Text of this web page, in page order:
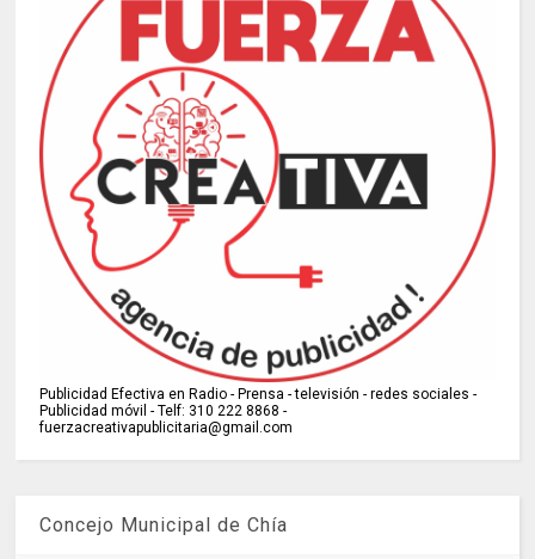
Publicidad Efectiva en Radio - Prensa - televisión - redes sociales -
Publicidad móvil - Telf: 310 222 8868 -
fuerzacreativapublicitaria@gmail.com
Concejo Municipal de Chía